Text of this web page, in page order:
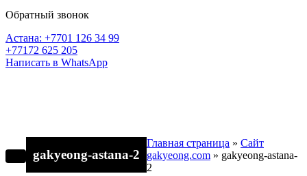
Обратный звонок
Астана: +7701 126 34 99
+77172 625 205
Написать в WhatsApp
gakyeong-astana-2
Главная страница » Сайт
gakyeong.com » gakyeong-astana-
2